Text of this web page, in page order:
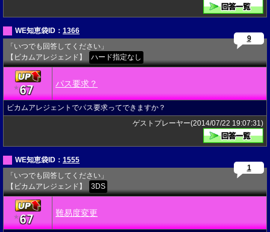
WE知恵袋ID： 1366
「いつでも回答してください」
【ビカムアレジェンド】
ハード指定なし
9
★67 パス要求？
ビカムアレジェントでパス要求ってできますか？
ゲストプレーヤー(2014/07/22 19:07:31)
WE知恵袋ID： 1555
「いつでも回答してください」
【ビカムアレジェンド】
3DS
1
★67 難易度変更